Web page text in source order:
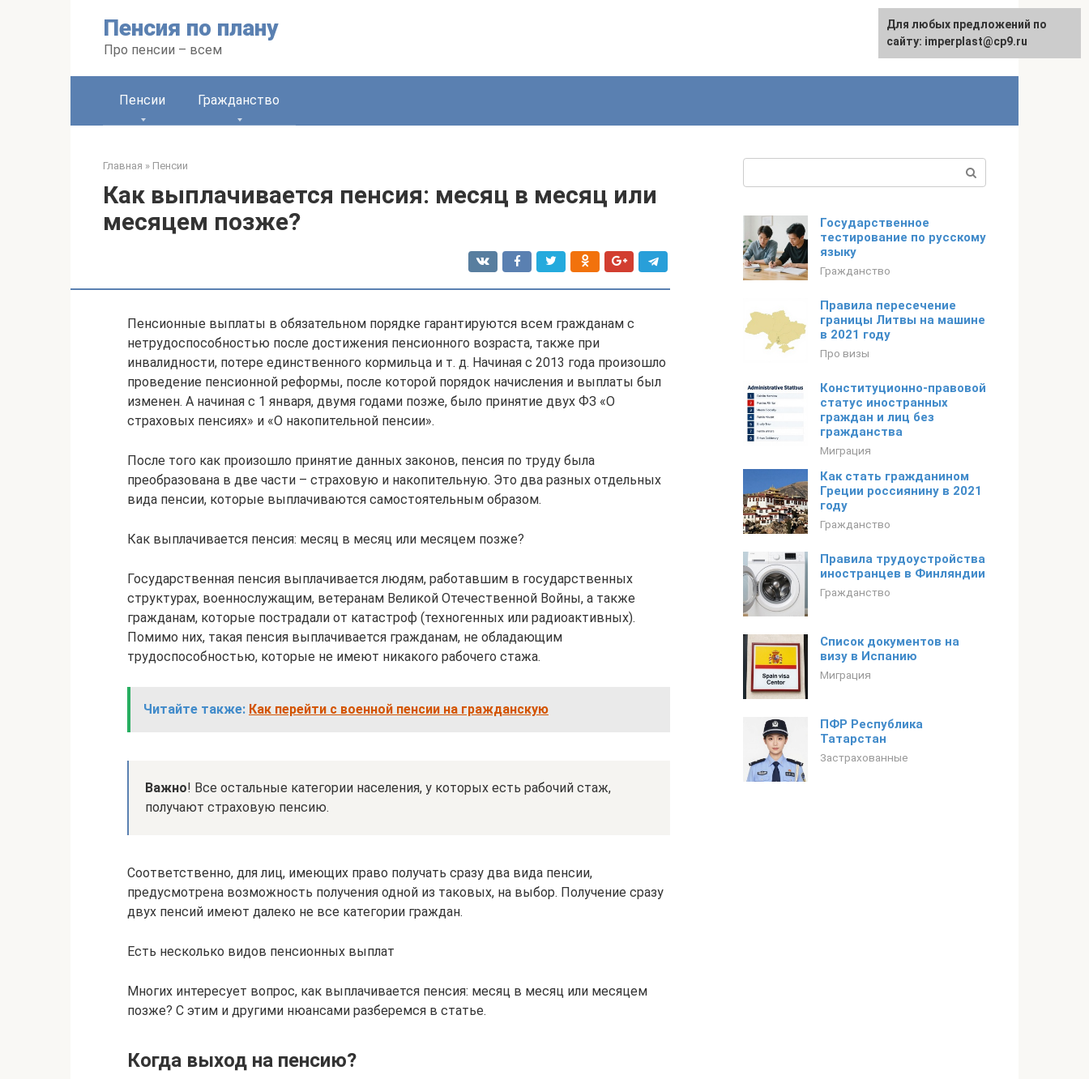
Пенсия по плану
Про пенсии – всем
Пенсии Гражданство
Главная » Пенсии
Как выплачивается пенсия: месяц в месяц или
месяцем позже?
Пенсионные выплаты в обязательном порядке гарантируются всем гражданам с
нетрудоспособностью после достижения пенсионного возраста, также при
инвалидности, потере единственного кормильца и т. д. Начиная с 2013 года произошло
проведение пенсионной реформы, после которой порядок начисления и выплаты был
изменен. А начиная с 1 января, двумя годами позже, было принятие двух ФЗ «О
страховых пенсиях» и «О накопительной пенсии».
После того как произошло принятие данных законов, пенсия по труду была
преобразована в две части – страховую и накопительную. Это два разных отдельных
вида пенсии, которые выплачиваются самостоятельным образом.
Как выплачивается пенсия: месяц в месяц или месяцем позже?
Государственная пенсия выплачивается людям, работавшим в государственных
структурах, военнослужащим, ветеранам Великой Отечественной Войны, а также
гражданам, которые пострадали от катастроф (техногенных или радиоактивных).
Помимо них, такая пенсия выплачивается гражданам, не обладающим
трудоспособностью, которые не имеют никакого рабочего стажа.
Читайте также: Как перейти с военной пенсии на гражданскую
Важно! Все остальные категории населения, у которых есть рабочий стаж,
получают страховую пенсию.
Соответственно, для лиц, имеющих право получать сразу два вида пенсии,
предусмотрена возможность получения одной из таковых, на выбор. Получение сразу
двух пенсий имеют далеко не все категории граждан.
Есть несколько видов пенсионных выплат
Многих интересует вопрос, как выплачивается пенсия: месяц в месяц или месяцем
позже? С этим и другими нюансами разберемся в статье.
Когда выход на пенсию?
Государственное
тестирование по русскому
языку
Гражданство
Правила пересечение
границы Литвы на машине
в 2021 году
Про визы
Конституционно-правовой
статус иностранных
граждан и лиц без
гражданства
Миграция
Как стать гражданином
Греции россиянину в 2021
году
Гражданство
Правила трудоустройства
иностранцев в Финляндии
Гражданство
Список документов на
визу в Испанию
Миграция
ПФР Республика
Татарстан
Застрахованные
Для любых предложений по
сайту: imperplast@cp9.ru